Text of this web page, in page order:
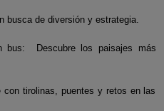
busca de diversión y estrategia.
bus: Descubre los paisajes más
tirolinas, puentes y retos en las